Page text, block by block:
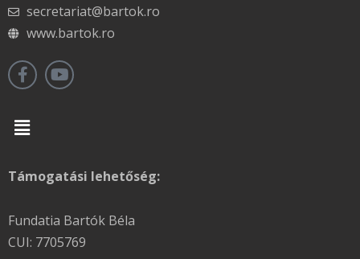
secretariat@bartok.ro
www.bartok.ro
Menu
Támogatási lehetőség:
Fundatia Bartók Béla
CUI: 7705769